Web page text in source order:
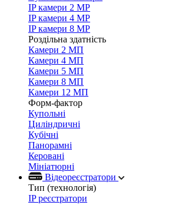
IP камери 2 MP
IP камери 4 MP
IP камери 8 MP
Роздільна здатність
Камери 2 МП
Камери 4 МП
Камери 5 МП
Камери 8 МП
Камери 12 МП
Форм-фактор
Купольні
Циліндричні
Кубічні
Панорамні
Керовані
Мініатюрні
Відеореєстратори
Тип (технологія)
IP реєстратори